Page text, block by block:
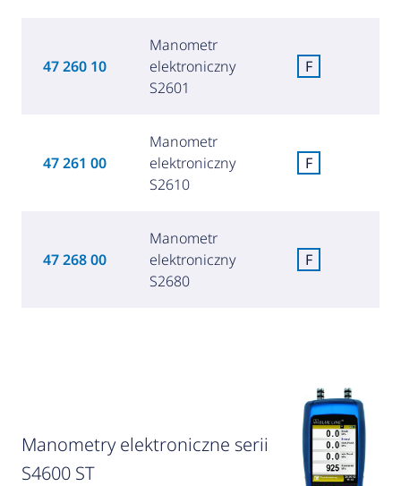
47 260 10
Manometr
elektroniczny
S2601
F
47 261 00
Manometr
elektroniczny
S2610
F
47 268 00
Manometr
elektroniczny
S2680
F
Manometry elektroniczne serii
S4600 ST